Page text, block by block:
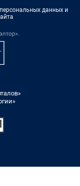
данных и